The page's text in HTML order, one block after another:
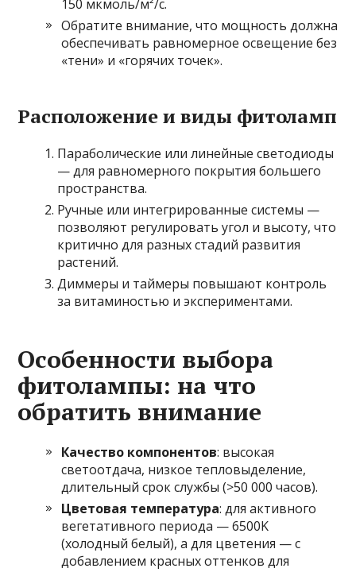
150 мкмоль/м²/с.
Обратите внимание, что мощность должна
обеспечивать равномерное освещение без
«тени» и «горячих точек».
Расположение и виды фитоламп
Параболические или линейные светодиоды
— для равномерного покрытия большего
пространства.
Ручные или интегрированные системы —
позволяют регулировать угол и высоту, что
критично для разных стадий развития
растений.
Диммеры и таймеры повышают контроль
за витаминостью и экспериментами.
Особенности выбора
фитолампы: на что
обратить внимание
Качество компонентов: высокая
светоотдача, низкое тепловыделение,
длительный срок службы (>50 000 часов).
Цветовая температура: для активного
вегетативного периода — 6500K
(холодный белый), а для цветения — с
добавлением красных оттенков для